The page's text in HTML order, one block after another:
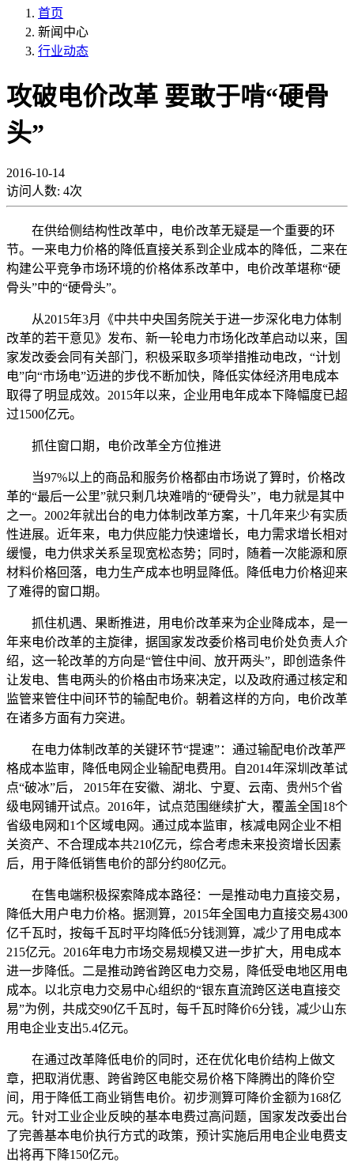
首页
新闻中心
行业动态
攻破电价改革 要敢于啃“硬骨
头”
2016-10-14
访问人数: 4次
在供给侧结构性改革中，电价改革无疑是一个重要的环
节。一来电力价格的降低直接关系到企业成本的降低，二来在
构建公平竞争市场环境的价格体系改革中，电价改革堪称“硬
骨头”中的“硬骨头”。
从2015年3月《中共中央国务院关于进一步深化电力体制
改革的若干意见》发布、新一轮电力市场化改革启动以来，国
家发改委会同有关部门，积极采取多项举措推动电改，“计划
电”向“市场电”迈进的步伐不断加快，降低实体经济用电成本
取得了明显成效。2015年以来，企业用电年成本下降幅度已超
过1500亿元。
抓住窗口期，电价改革全方位推进
当97%以上的商品和服务价格都由市场说了算时，价格改
革的“最后一公里”就只剩几块难啃的“硬骨头”，电力就是其中
之一。2002年就出台的电力体制改革方案，十几年来少有实质
性进展。近年来，电力供应能力快速增长，电力需求增长相对
缓慢，电力供求关系呈现宽松态势；同时，随着一次能源和原
材料价格回落，电力生产成本也明显降低。降低电力价格迎来
了难得的窗口期。
抓住机遇、果断推进，用电价改革来为企业降成本，是一
年来电价改革的主旋律，据国家发改委价格司电价处负责人介
绍，这一轮改革的方向是“管住中间、放开两头”，即创造条件
让发电、售电两头的价格由市场来决定，以及政府通过核定和
监管来管住中间环节的输配电价。朝着这样的方向，电价改革
在诸多方面有力突进。
在电力体制改革的关键环节“提速”：通过输配电价改革严
格成本监审，降低电网企业输配电费用。自2014年深圳改革试
点“破冰”后， 2015年在安徽、湖北、宁夏、云南、贵州5个省
级电网铺开试点。2016年，试点范围继续扩大，覆盖全国18个
省级电网和1个区域电网。通过成本监审，核减电网企业不相
关资产、不合理成本共210亿元，综合考虑未来投资增长因素
后，用于降低销售电价的部分约80亿元。
在售电端积极探索降成本路径：一是推动电力直接交易，
降低大用户电力价格。据测算，2015年全国电力直接交易4300
亿千瓦时，按每千瓦时平均降低5分钱测算，减少了用电成本
215亿元。2016年电力市场交易规模又进一步扩大，用电成本
进一步降低。二是推动跨省跨区电力交易，降低受电地区用电
成本。以北京电力交易中心组织的“银东直流跨区送电直接交
易”为例，共成交90亿千瓦时，每千瓦时降价6分钱，减少山东
用电企业支出5.4亿元。
在通过改革降低电价的同时，还在优化电价结构上做文
章，把取消优惠、跨省跨区电能交易价格下降腾出的降价空
间，用于降低工商业销售电价。初步测算可降价金额为168亿
元。针对工业企业反映的基本电费过高问题，国家发改委出台
了完善基本电价执行方式的政策，预计实施后用电企业电费支
出将再下降150亿元。